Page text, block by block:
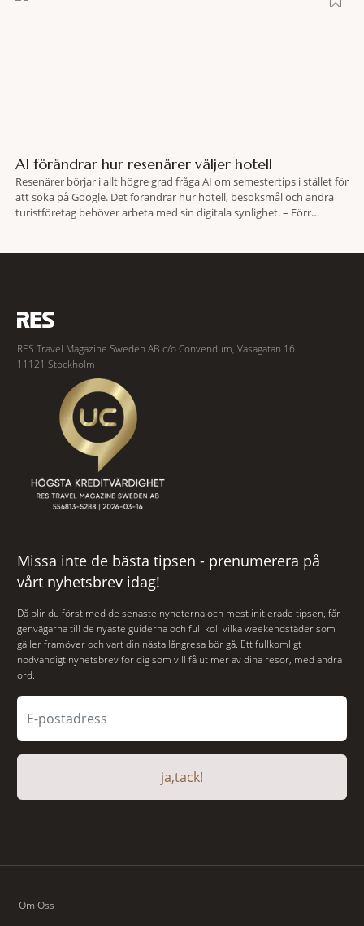
AI förändrar hur resenärer väljer hotell
Resenärer börjar i allt högre grad fråga AI om semestertips i stället för
att söka på Google. Det förändrar hur hotell, besöksmål och andra
turistföretag behöver arbeta med sin digitala synlighet. – Förr
RES Travel Magazine Sweden AB c/o Convendum, Vasagatan 16
11121 Stockholm
Missa inte de bästa tipsen - prenumerera på
vårt nyhetsbrev idag!
Då blir du först med de senaste nyheterna och mest initierade tipsen, får
genvägarna till de nyaste guiderna och full koll vilka weekendstäder som
gäller framöver och vart din nästa långresa bör gå. Ett fullkomligt
nödvändigt nyhetsbrev för dig som vill få ut mer av dina resor, med andra
ord.
ja,tack!
Om Oss